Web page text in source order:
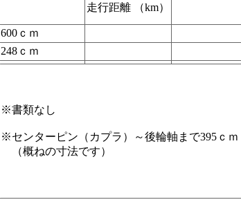
走行距離 （km）
600ｃｍ
248ｃｍ
※書類なし
※センターピン（カプラ）～後輪軸まで395ｃ
（概ねの寸法です）